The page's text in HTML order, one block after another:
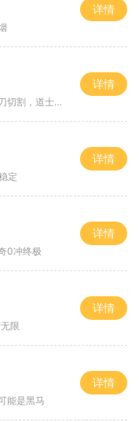
烟
详情
道士宠物秒怪
详情
定
详情
0冲终极
详情
限
详情
能是黑马
详情